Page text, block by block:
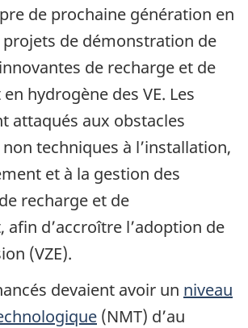
de prochaine génération en
de démonstration de
de recharge et de
hydrogène des VE. Les
attaqués aux obstacles
techniques à l’installation,
et à la gestion des
recharge et de
afin d’accroître l’adoption de
(VZE).
devaient avoir un niveau
(NMT) d’au